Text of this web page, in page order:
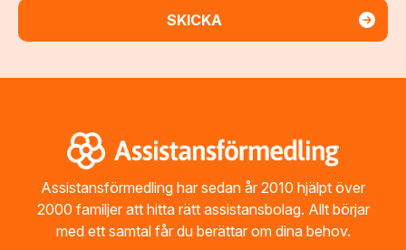
Assistansförmedling har sedan år 2010 hjälpt över
2000 familjer att hitta rätt assistansbolag. Allt börjar
med ett samtal får du berättar om dina behov.